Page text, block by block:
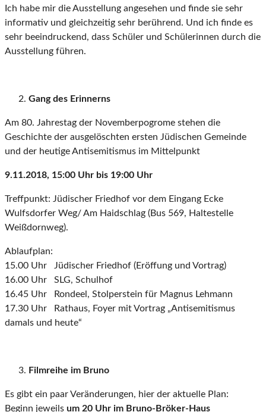
Ich habe mir die Ausstellung angesehen und finde sie sehr
informativ und gleichzeitig sehr berührend. Und ich finde es
sehr beeindruckend, dass Schüler und Schülerinnen durch die
Ausstellung führen.
Gang des Erinnerns
Am 80. Jahrestag der Novemberpogrome stehen die
Geschichte der ausgelöschten ersten Jüdischen Gemeinde
und der heutige Antisemitismus im Mittelpunkt
9.11.2018, 15:00 Uhr bis 19:00 Uhr
Treffpunkt: Jüdischer Friedhof vor dem Eingang Ecke
Wulfsdorfer Weg/ Am Haidschlag (Bus 569, Haltestelle
Weißdornweg).
Ablaufplan:
15.00 Uhr Jüdischer Friedhof (Eröffung und Vortrag)
16.00 Uhr SLG, Schulhof
16.45 Uhr Rondeel, Stolperstein für Magnus Lehmann
17.30 Uhr Rathaus, Foyer mit Vortrag „Antisemitismus
damals und heute“
Filmreihe im Bruno
Es gibt ein paar Veränderungen, hier der aktuelle Plan:
Beginn jeweils um 20 Uhr im Bruno-Bröker-Haus